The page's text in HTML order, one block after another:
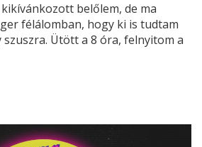
belőlem, de ma
félálomban, hogy ki is tudtam
Ütött a 8 óra, felnyitom a